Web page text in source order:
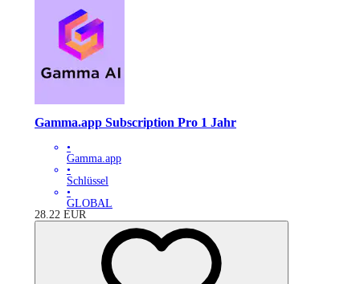
Gamma.app Subscription Pro 1 Jahr
•
Gamma.app
•
Schlüssel
•
GLOBAL
28.22 EUR